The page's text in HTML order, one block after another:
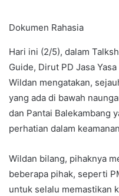
Dokumen Rahasia
Hari ini (2/5), dalam
Guide, Dirut PD Jasa
Wildan mengatakan,
yang ada di bawah
dan Pantai Balekambang
perhatian dalam
Wildan bilang, pihaknya
beberapa pihak, seperti
untuk selalu memastikan